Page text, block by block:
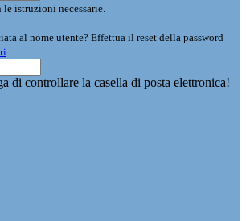
istruzioni necessarie.
al nome utente? Effettua il reset della password
di controllare la casella di posta elettronica!